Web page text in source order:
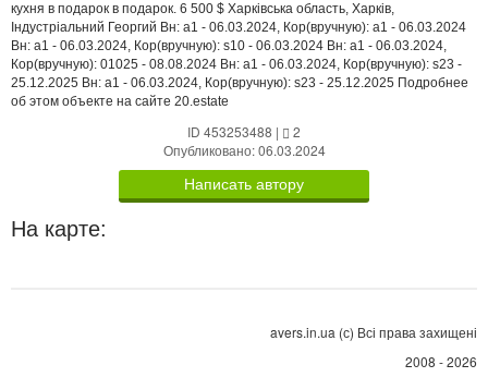
кухня в подарок в подарок. 6 500 $ Харківська область, Харків,
Індустріальний Георгий Вн: a1 - 06.03.2024, Кор(вручную): a1 - 06.03.2024
Вн: a1 - 06.03.2024, Кор(вручную): s10 - 06.03.2024 Вн: a1 - 06.03.2024,
Кор(вручную): 01025 - 08.08.2024 Вн: a1 - 06.03.2024, Кор(вручную): s23 -
25.12.2025 Вн: a1 - 06.03.2024, Кор(вручную): s23 - 25.12.2025 Подробнее
об этом объекте на сайте 20.estate
ID 453253488 |
2
Опубликовано: 06.03.2024
Написать автору
На карте:
avers.in.ua (с) Всі права захищені
2008 - 2026